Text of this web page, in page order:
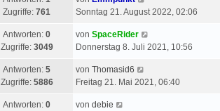
r
g
Zugriffe: 761
Sonntag 21. August 2022, 02:06
Antworten: 0
Zugriffe: 3049
von SpaceRider
Donnerstag 8. Juli 2021, 10:56
Antworten: 5
Zugriffe: 5886
von Thomasid6
Freitag 21. Mai 2021, 06:40
Antworten: 0
von debie